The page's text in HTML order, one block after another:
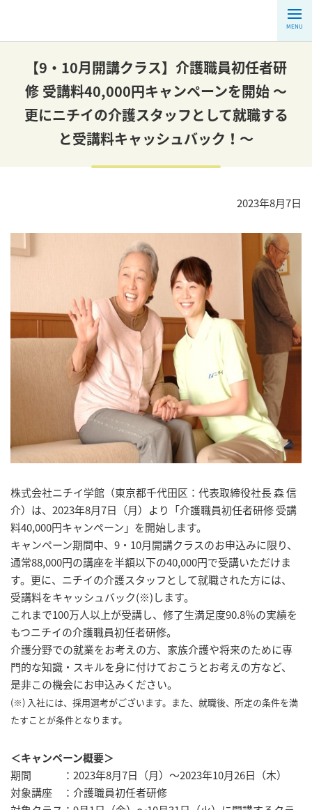
MENU
【9・10月開講クラス】介護職員初任者研
修 受講料40,000円キャンペーンを開始 ～
更にニチイの介護スタッフとして就職する
と受講料キャッシュバック！～
2023年8月7日
株式会社ニチイ学館（東京都千代田区：代表取締役社長 森 信
介）は、2023年8月7日（月）より「介護職員初任者研修 受講
料40,000円キャンペーン」を開始します。
キャンペーン期間中、9・10月開講クラスのお申込みに限り、
通常88,000円の講座を半額以下の40,000円で受講いただけま
す。更に、ニチイの介護スタッフとして就職された方には、
受講料をキャッシュバック(※)します。
これまで100万人以上が受講し、修了生満足度90.8％の実績を
もつニチイの介護職員初任者研修。
介護分野での就業をお考えの方、家族介護や将来のために専
門的な知識・スキルを身に付けておこうとお考えの方など、
是非この機会にお申込みください。
(※) 入社には、採用選考がございます。また、就職後、所定の条件を満
たすことが条件となります。
＜キャンペーン概要＞
期間 ：2023年8月7日（月）～2023年10月26日（木）
対象講座 ：介護職員初任者研修